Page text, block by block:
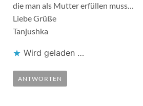
die man als Mutter erfüllen muss…
Liebe Grüße
Tanjushka
Wird geladen …
ANTWORTEN